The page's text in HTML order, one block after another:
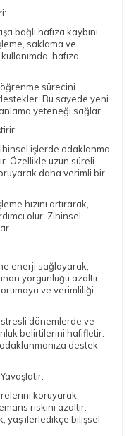
bağlı hafıza kaybını
saklama ve
hafıza
sürecini
Bu sayede yeni
yeteneği sağlar.
işlerde odaklanma
Özellikle uzun süreli
daha verimli bir
hızını artırarak,
olur. Zihinsel
enerji sağlayarak,
yorgunluğu azaltır.
ve verimliliği
dönemlerde ve
belirtilerini hafifletir.
destek
koruyarak
riskini azaltır.
yaş ilerledikçe bilişsel